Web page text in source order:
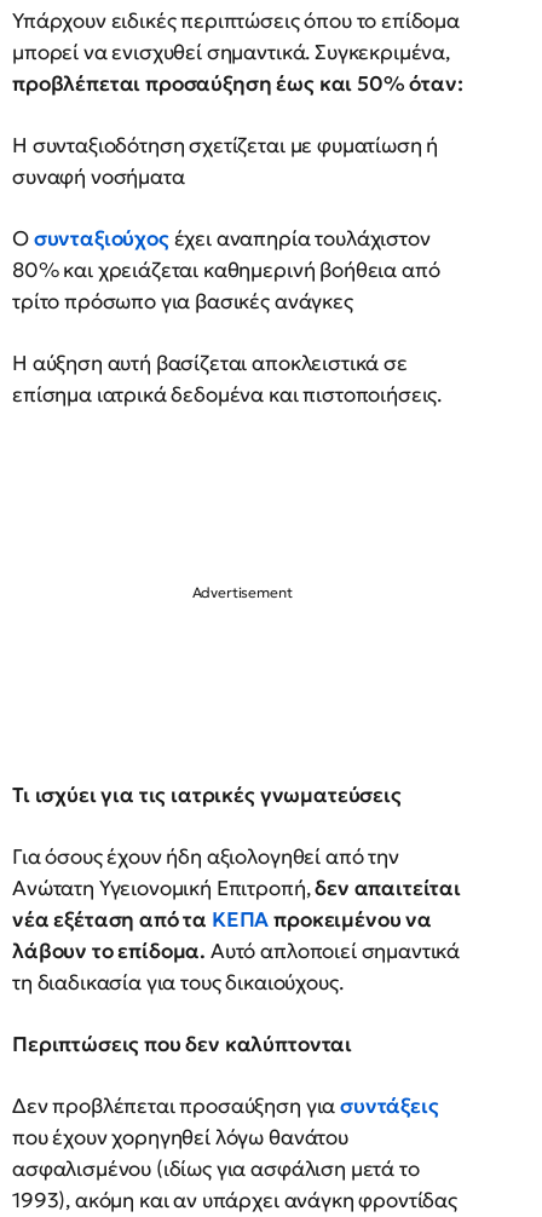
Υπάρχουν ειδικές περιπτώσεις όπου το επίδομα
μπορεί να ενισχυθεί σημαντικά. Συγκεκριμένα,
προβλέπεται προσαύξηση έως και 50% όταν:
Η συνταξιοδότηση σχετίζεται με φυματίωση ή
συναφή νοσήματα
Οσυνταξιούχοςέχει αναπηρία τουλάχιστον
80% και χρειάζεται καθημερινή βοήθεια από
τρίτο πρόσωπο για βασικές ανάγκες
Η αύξηση αυτή βασίζεται αποκλειστικά σε
επίσημα ιατρικά δεδομένα και πιστοποιήσεις.
Τι ισχύει για τις ιατρικές γνωματεύσεις
Για όσους έχουν ήδη αξιολογηθεί από την
Ανώτατη Υγειονομική Επιτροπή,δεν απαιτείται
νέα εξέταση από τα ΚΕΠΑπροκειμένου να
λάβουν το επίδομα. Αυτό απλοποιεί σημαντικά
τη διαδικασία για τους δικαιούχους.
Περιπτώσεις που δεν καλύπτονται
Δεν προβλέπεται προσαύξηση γιασυντάξεις
που έχουν χορηγηθεί λόγω θανάτου
ασφαλισμένου (ιδίως για ασφάλιση μετά το
1993), ακόμη και αν υπάρχει ανάγκη φροντίδας